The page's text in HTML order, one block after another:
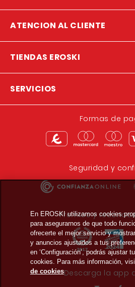
ATENCION AL CLIENTE
TIENDAS EROSKI
SERVICIOS
Formas de
Seguridad y
Premios y
Descarga la app
En EROSKI utilizamos cookies
para asegurarnos de que todo
ofrecerte el mejor servicio y
y anuncios ajustados a tus
en ‘Configuración’, podrás ajustar
cookies. Para más información,
de cookies